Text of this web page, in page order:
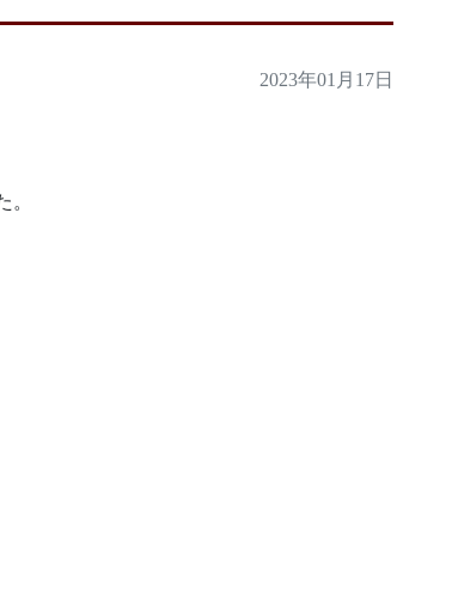
2023年01月17日